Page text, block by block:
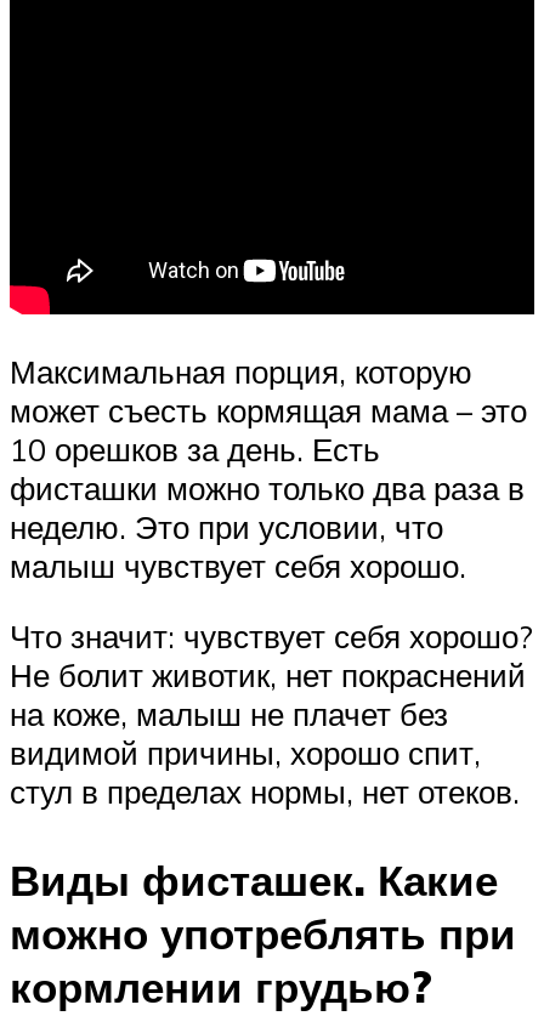
Максимальная порция, которую
может съесть кормящая мама – это
10 орешков за день. Есть
фисташки можно только два раза в
неделю. Это при условии, что
малыш чувствует себя хорошо.
Что значит: чувствует себя хорошо?
Не болит животик, нет покраснений
на коже, малыш не плачет без
видимой причины, хорошо спит,
стул в пределах нормы, нет отеков.
Виды фисташек. Какие
можно употреблять при
кормлении грудью?